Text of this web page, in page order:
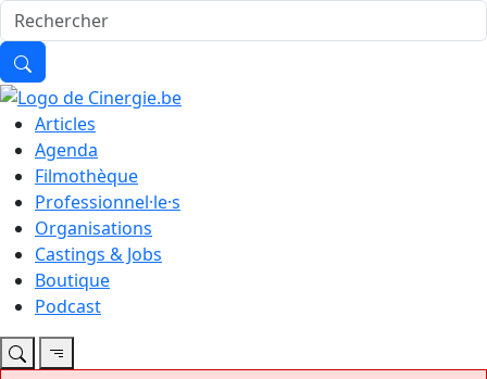
Articles
Agenda
Filmothèque
Professionnel·le·s
Organisations
Castings & Jobs
Boutique
Podcast